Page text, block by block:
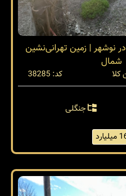
نوشهر | زمین تهرانی‌نشین
شمال
کلا
کد: 38285
جنگلی